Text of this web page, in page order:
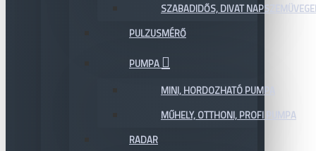
SZABADIDŐS, DIVAT
PULZUSMÉRŐ
PUMPA
MINI, HORDOZHATÓ PUMPA
MŰHELY, OTTHONI, PROFI PUMPA
RADAR